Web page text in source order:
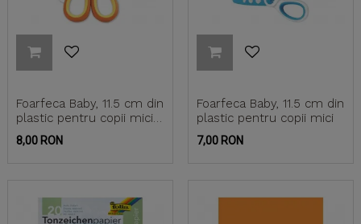
Foarfeca Baby, 11.5 cm din
plastic pentru copii mici
(blister)
Pret
8,00 RON
Foarfeca Baby, 11.5 cm din
plastic pentru copii mici
Pret
7,00 RON